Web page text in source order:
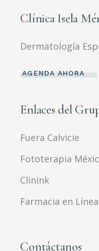
Clínica Isela
Dermatología
AGENDA AHORA
Enlaces del
Fuera Calvicie
Fototerapia
Clinink
Farmacia en Línea
Contáctanos